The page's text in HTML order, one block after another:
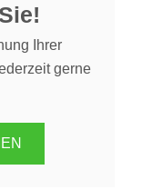
Ihrer
gerne